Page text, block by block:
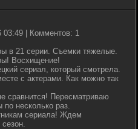
| Комментов: 1
в 21 серии. Съемки тяжелые.
Восхищение!
сериал, который смотрела.
с актерами. Как можно так
сравнится! Пересматриваю
несколько раз.
сериала! Ждем